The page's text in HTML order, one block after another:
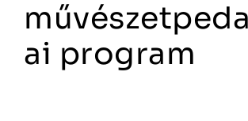
ai program